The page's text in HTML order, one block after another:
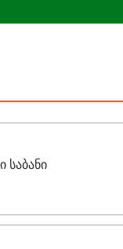
საბანი